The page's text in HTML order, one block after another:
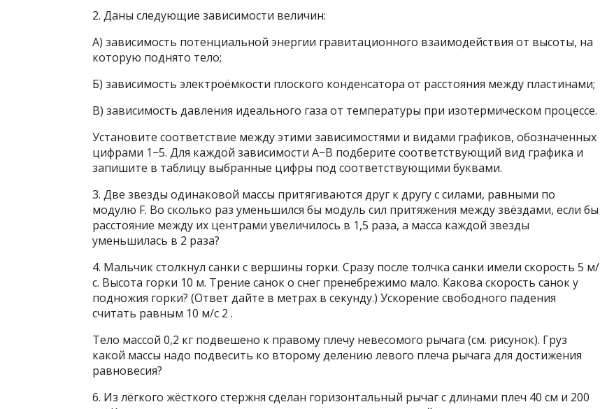
2. Даны следующие зависимости величин:
А) зависимость потенциальной энергии гравитационного взаимодействия от высоты, на
которую поднято тело;
Б) зависимость электроёмкости плоского конденсатора от расстояния между пластинами;
В) зависимость давления идеального газа от температуры при изотермическом процессе.
Установите соответствие между этими зависимостями и видами графиков, обозначенных
цифрами 1−5. Для каждой зависимости А−В подберите соответствующий вид графика и
запишите в таблицу выбранные цифры под соответствующими буквами.
3. Две звезды одинаковой массы притягиваются друг к другу с силами, равными по
модулю F. Во сколько раз уменьшился бы модуль сил притяжения между звёздами, если бы
расстояние между их центрами увеличилось в 1,5 раза, а масса каждой звезды
уменьшилась в 2 раза?
4. Мальчик столкнул санки с вершины горки. Сразу после толчка санки имели скорость 5 м/
с. Высота горки 10 м. Трение санок о снег пренебрежимо мало. Какова скорость санок у
подножия горки? (Ответ дайте в метрах в секунду.) Ускорение свободного падения
считать равным 10 м/с 2 .
Тело массой 0,2 кг подвешено к правому плечу невесомого рычага (см. рисунок). Груз
какой массы надо подвесить ко второму делению левого плеча рычага для достижения
равновесия?
6. Из лёгкого жёсткого стержня сделан горизонтальный рычаг с длинами плеч 40 см и 200